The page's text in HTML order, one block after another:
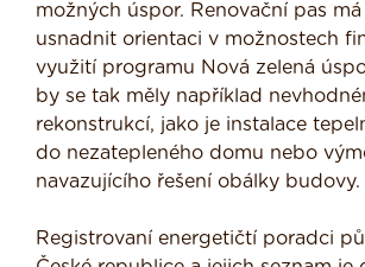
možných úspor. Renovační pas má
usnadnit orientaci v možnostech
využití programu Nová zelená
by se tak měly například
rekonstrukcí, jako je instalace
do nezatepleného domu nebo
navazujícího řešení obálky budovy.
Registrovaní energetičtí poradci